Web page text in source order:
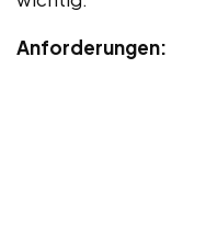
Anforderungen: